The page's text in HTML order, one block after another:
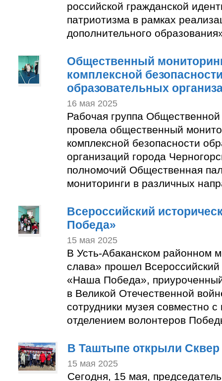
российской гражданской
патриотизма в рамках
дополнительного
Общественный
комплексной
образовательных
16 мая 2025
Рабочая группа
провела общественный
комплексной безопасности
организаций города
полномочий Общественная
мониторинги в различных
Всероссийский
Победа»
15 мая 2025
В Усть-Абаканском районном
слава» прошел Всероссийский
«Наша Победа»,
в Великой Отечественной
сотрудники музея совместно
отделением волонтеров
В Таштыпе открыли
15 мая 2025
Сегодня, 15 мая,